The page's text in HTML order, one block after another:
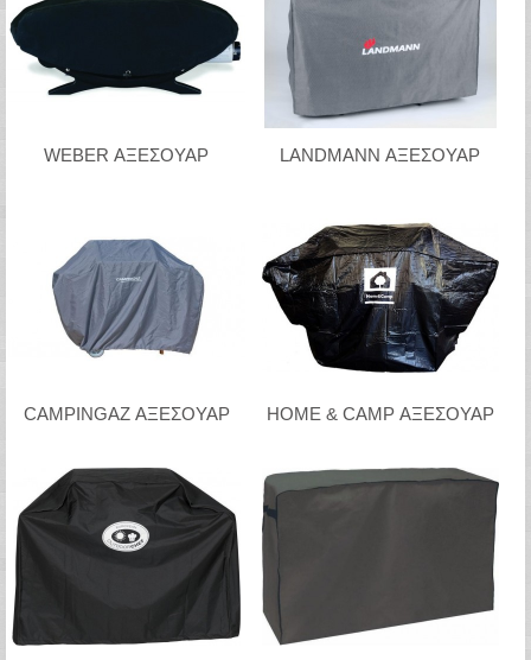
WEBER ΑΞΕΣΟΥΑΡ LANDMANN ΑΞΕΣΟΥΑΡ
CAMPINGAZ ΑΞΕΣΟΥΑΡ HOME & CAMP ΑΞΕΣΟΥΑΡ